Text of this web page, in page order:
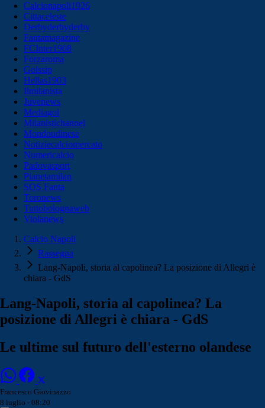
Calcionapoli1926
Cittaceleste
Derbyderbyderby
Fantamagazine
FCInter1908
Forzaroma
Golssip
Hellas1903
Ilmilanista
Juvenews
Mediagol
Milanistichannel
Mondoudinese
Notiziecalciomercato
Numericalcio
Padovasport
Pianetamilan
SOS Fanta
Toronews
Tuttobolognaweb
Violanews
Calcio Napoli
Rassegna
Lang-Napoli, storia al capolinea? La posizione di Allegri è
chiara - GdS
Lang-Napoli, storia al capolinea? La
posizione di Allegri è chiara - GdS
Le ultime sul futuro dell'esterno olandese
Francesco Giovinazzo
8 luglio - 08:20